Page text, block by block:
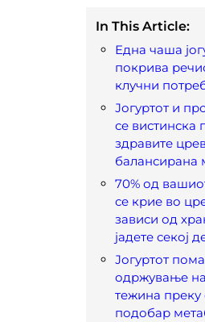
In This Article:
Една чаша
покрива
клучни
Јогуртот и
се вистинска
здравите
балансирана
70% од
се крие во
зависи од
јадете секој
Јогуртот
одржување
тежина преку
подобар